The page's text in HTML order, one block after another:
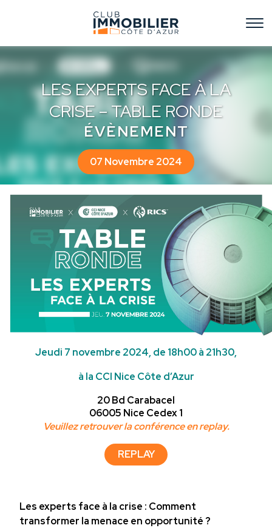
LES EXPERTS FACE À LA
CRISE – TABLE RONDE
ÉVÈNEMENT
07 Novembre 2024
Jeudi 7 novembre 2024, de 18h00 à 21h30,
à la CCI Nice Côte d’Azur
20 Bd Carabacel
06005 Nice Cedex 1
Veuillez retrouver la conférence en replay.
REPLAY
Les experts face à la crise : Comment
transformer la menace en opportunité ?